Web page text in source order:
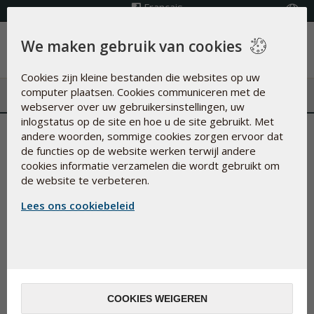
Français
Menu
Gekweld door verlangens naar
suiker tijdens de lockdown?
We maken gebruik van cookies
Cookies zijn kleine bestanden die websites op uw
computer plaatsen. Cookies communiceren met de
webserver over uw gebruikersinstellingen, uw
inlogstatus op de site en hoe u de site gebruikt. Met
andere woorden, sommige cookies zorgen ervoor dat
de functies op de website werken terwijl andere
cookies informatie verzamelen die wordt gebruikt om
de website te verbeteren.
Lees ons cookiebeleid
COOKIES WEIGEREN